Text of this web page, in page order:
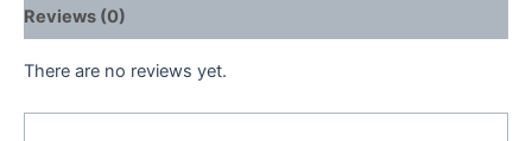
Reviews (0)
There are no reviews yet.